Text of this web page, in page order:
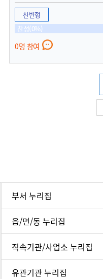
찬반형
찬성(0%)
0명 참여
부서 누리집
읍/면/동 누리집
직속기관/사업소 누리집
유관기관 누리집